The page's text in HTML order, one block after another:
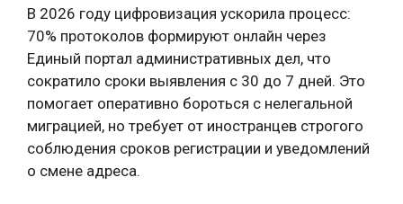
В 2026 году цифровизация ускорила процесс:
70% протоколов формируют онлайн через
Единый портал административных дел, что
сократило сроки выявления с 30 до 7 дней. Это
помогает оперативно бороться с нелегальной
миграцией, но требует от иностранцев строгого
соблюдения сроков регистрации и уведомлений
о смене адреса.